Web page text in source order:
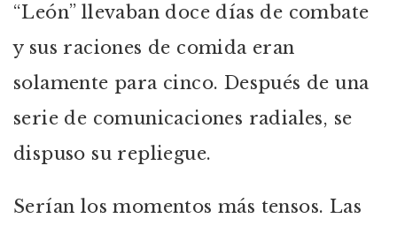
“León” llevaban doce días de combate
y sus raciones de comida eran
solamente para cinco. Después de una
serie de comunicaciones radiales, se
dispuso su repliegue.
Serían los momentos más tensos. Las